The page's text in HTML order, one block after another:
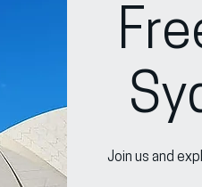
Join us and